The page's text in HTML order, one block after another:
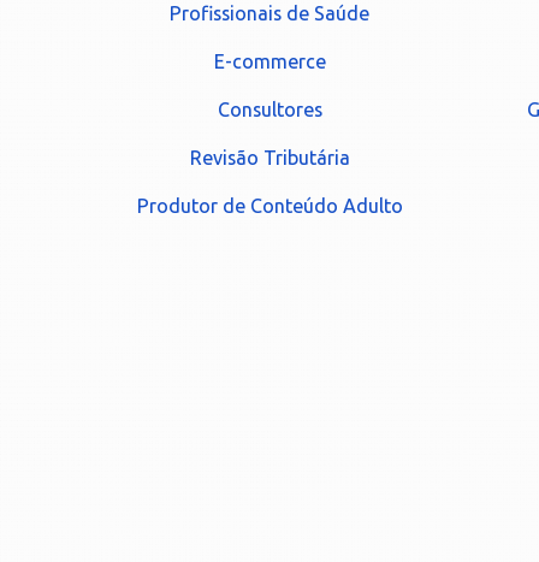
Profissionais de Saúde
E-commerce
Consultores
Revisão Tributária
Produtor de Conteúdo Adulto